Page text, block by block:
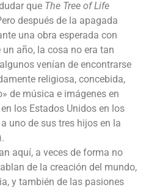
que The Tree of Life
después de la apagada
una obra esperada con
año, la cosa no era tan
venían de encontrarse
religiosa, concebida,
de música e imágenes en
los Estados Unidos en los
uno de sus tres hijos en la
aquí, a veces de forma no
de la creación del mundo,
y también de las pasiones